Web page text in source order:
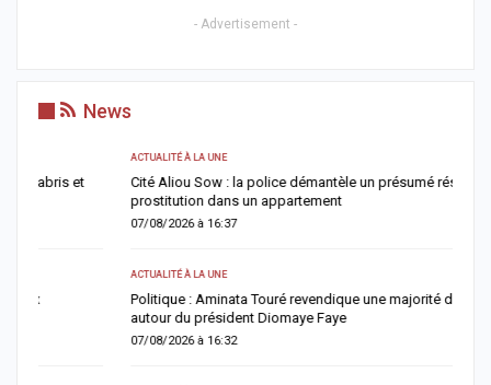
- Advertisement -
News
ACTUALITÉ À LA UNE
Cité Aliou Sow : la police démantèle un présumé réseau de
prostitution dans un appartement
07/08/2026 à 16:37
ACTUALITÉ À LA UNE
Politique : Aminata Touré revendique une majorité de maires
autour du président Diomaye Faye
07/08/2026 à 16:32